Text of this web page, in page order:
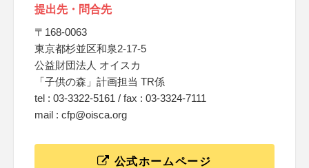
提出先・問合先
〒168-0063
東京都杉並区和泉2-17-5
公益財団法人 オイスカ
「子供の森」計画担当 TR係
tel : 03-3322-5161 / fax : 03-3324-7111
mail : cfp@oisca.org
公式ホームページ